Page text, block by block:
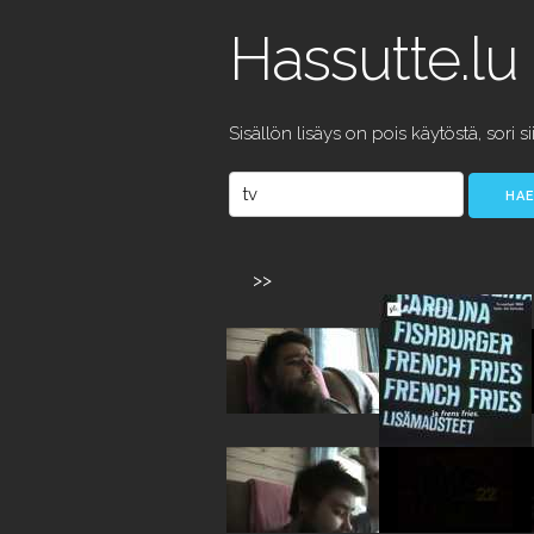
Hassutte.lu
Sisällön lisäys on pois käytöstä, sori
>>